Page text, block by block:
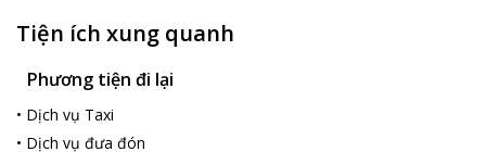
được trang bị đầy đủ đồ dùng sinh hoạt trong cuộc sống hàng
ngủ bên giường tạo không gian ấm áp cho căn phòng khi màn
đêm buông xuống, máy điều hòa nhiệt độ giúp du khách thoải
mái trong những ngày hè, điện thoại bàn gọi lễ tân 24h … các
Tiện ích xung quanh
Phương tiện đi lại
• Dịch vụ Taxi
• Dịch vụ đưa đón